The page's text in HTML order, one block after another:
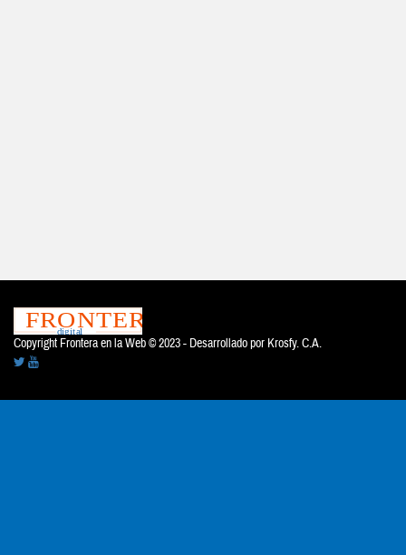
Copyright Frontera en la Web © 2023 - Desarrollado por Krosfy. C.A.